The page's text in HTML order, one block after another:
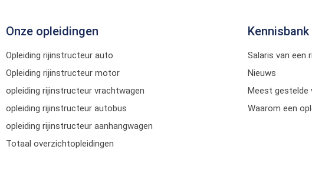
Onze opleidingen
Opleiding rijinstructeur auto
Opleiding rijinstructeur motor
opleiding rijinstructeur vrachtwagen
opleiding rijinstructeur autobus
opleiding rijinstructeur aanhangwagen
Totaal overzichtopleidingen
Kennisbank
Salaris van een
Nieuws
Meest gestelde
Waarom een